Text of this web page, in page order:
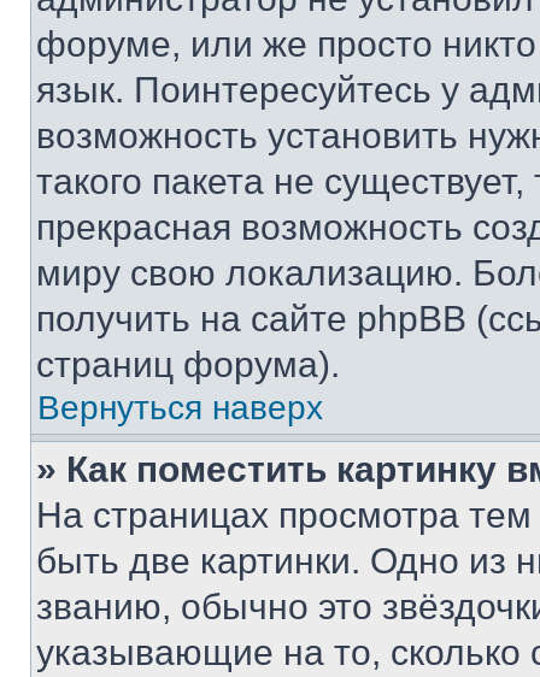
форуме, или же просто
язык. Поинтересуйтесь у
возможность установить
такого пакета не
прекрасная возможность
миру свою локализацию.
получить на сайте phpBB
страниц форума).
Вернуться наверх
» Как поместить картинку
На страницах просмотра
быть две картинки. Одно из
званию, обычно это
указывающие на то,